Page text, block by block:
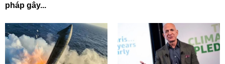
pháp gây...